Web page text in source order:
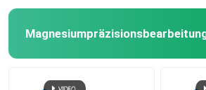
Dienstleistungen